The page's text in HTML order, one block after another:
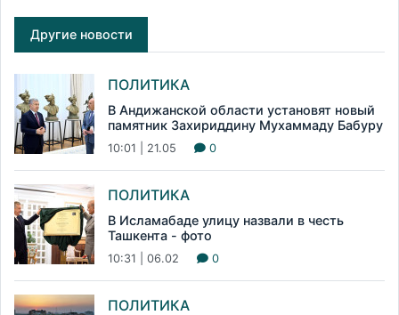
Другие новости
ПОЛИТИКА
В Андижанской области установят новый
памятник Захириддину Мухаммаду Бабуру
10:01 | 21.05 0
ПОЛИТИКА
В Исламабаде улицу назвали в честь
Ташкента - фото
10:31 | 06.02 0
ПОЛИТИКА